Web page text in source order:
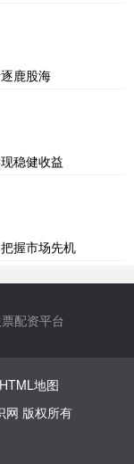
鹿股海
稳健收益
握市场先机
配资平台
HTML地图
网 版权所有